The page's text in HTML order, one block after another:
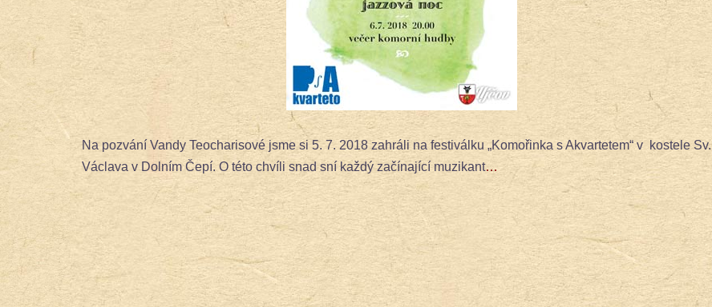
Na pozvání Vandy Teocharisové jsme si 5. 7. 2018 zahráli na festiválku „Komořinka s Akvartetem“ v kostele Sv.
Václava v Dolním Čepí. O této chvíli snad sní každý začínající muzikant…